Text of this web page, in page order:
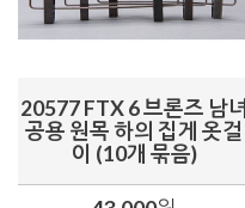
20577 FTX 6 브론즈 남녀
공용 원목 하의 집게 옷걸
이 (10개 묶음)